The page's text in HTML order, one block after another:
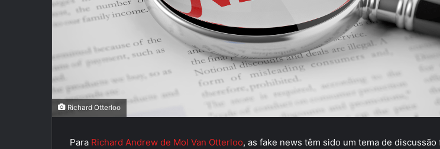
Richard Otterloo
Para Richard Andrew de Mol Van Otterloo, as fake news têm sido um tema de